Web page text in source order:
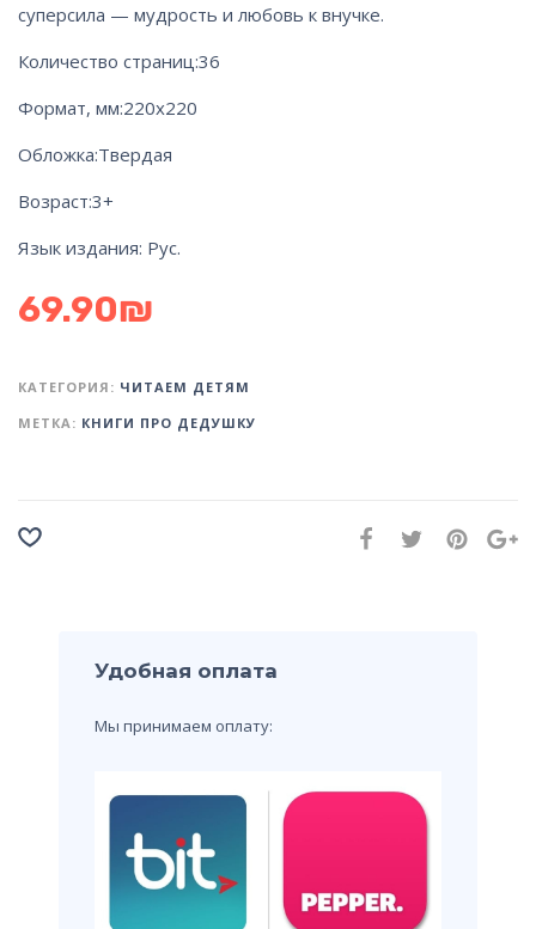
суперсила — мудрость и любовь к внучке.
Количество страниц:36
Формат, мм:220х220
Обложка:Твердая
Возраст:3+
Язык издания: Рус.
69.90₪
КАТЕГОРИЯ: ЧИТАЕМ ДЕТЯМ
МЕТКА: КНИГИ ПРО ДЕДУШКУ
Удобная оплата
Мы принимаем оплату: